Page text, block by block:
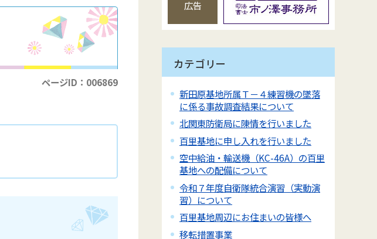
ページID：006869
広告
カテゴリー
新田原基地所属Ｔ－４練習機の墜落
に係る事故調査結果について
北関東防衛局に陳情を行いました
百里基地に申し入れを行いました
空中給油・輸送機（KC-46A）の百里
基地への配備について
令和７年度自衛隊統合演習（実動演
習）について
百里基地周辺にお住まいの皆様へ
移転措置事業